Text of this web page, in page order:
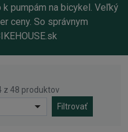
pumpám na bicykel. Veľký
ceny. So správnym
z 48 produktov
Filtrovať